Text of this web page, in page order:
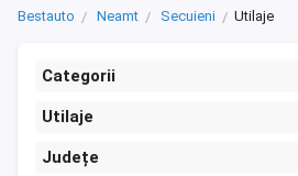
Bestauto Neamt Secuieni Utilaje
Categorii
Utilaje
Județe